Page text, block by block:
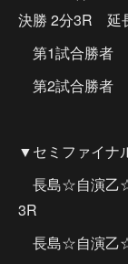
決勝 2分3R 延
第1試合勝者
第2試合勝者
▼セミファイナ
長島☆自演乙☆
3R
長島☆自演乙☆